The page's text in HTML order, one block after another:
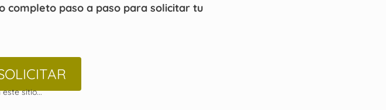
completo paso a paso para solicitar tu
sitio...